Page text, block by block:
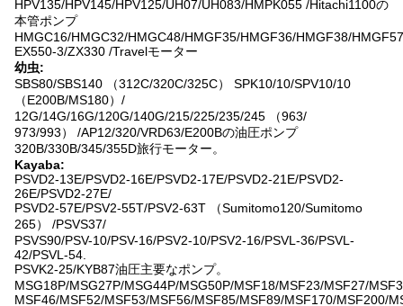
HPV135/HPV145/HPV125/UH07/UH083/HMPK055 /Hitachi1100の
本管ポンプ
HMGC16/HMGC32/HMGC48/HMGF35/HMGF36/HMGF38/
EX550-3/ZX330 /Travelモーター
幼虫:
SBS80/SBS140 （312C/320C/325C） SPK10/10/SPV10/10
（E200B/MS180）/
12G/14G/16G/120G/140G/215/225/235/245 （963/
973/993） /AP12/320/VRD63/E200Bの油圧ポンプ
320B/330B/345/355D旅行モーター。
Kayaba:
PSVD2-13E/PSVD2-16E/PSVD2-17E/PSVD2-21E/PSVD2-
26E/PSVD2-27E/
PSVD2-57E/PSV2-55T/PSV2-63T （Sumitomo120/Sumitomo
265） /PSVS37/
PSVS90/PSV-10/PSV-16/PSV2-10/PSV2-16/PSVL-36/PSVL-
42/PSVL-54.
PSVK2-25/KYB87油圧主要なポンプ。
MSG18P/MSG27P/MSG44P/MSG50P/MSF18/MSF23/MSF27/
MSF46/MSF52/MSF53/MSF56/MSF85/MSF89/MSF170/MSF200/